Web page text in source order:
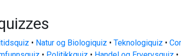
• Natur og Biologiquiz • Teknologiquiz •